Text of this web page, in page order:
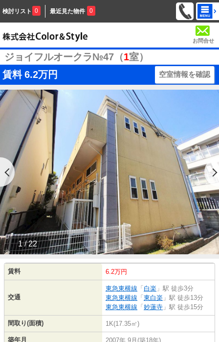
検討リスト 0 最近見た物件 0
お問合せ
ジョイフルオークラ№47（1室）
賃料 6.2万円 空室情報を確認
1 / 22
賃料 6.2万円
交通
東急東横線 「 白楽 」駅 徒歩3分
東急東横線 「 東白楽 」駅 徒歩13分
東急東横線 「 妙蓮寺 」駅 徒歩15分
間取り(面積) 1K(17.35㎡)
築年月 2007年 9月(築18年)